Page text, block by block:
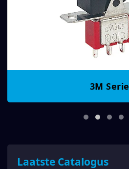
3M Serie
Laatste Catalogus